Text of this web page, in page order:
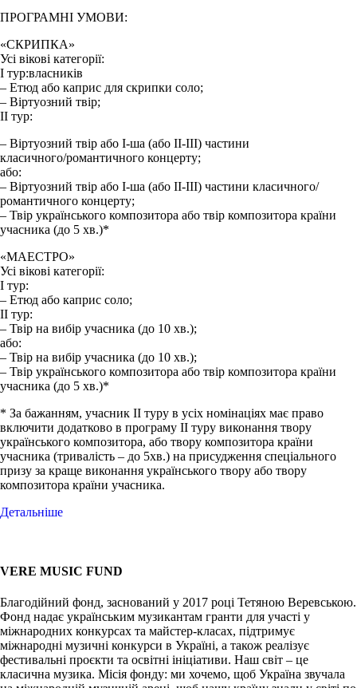
ПРОГРАМНІ УМОВИ:
«СКРИПКА»
Усі вікові категорії:
І тур:власників
– Етюд або каприс для скрипки соло;
– Віртуозний твір;
II тур:
– Віртуозний твір або І-ша (або ІІ-ІІІ) частини
класичного/романтичного концерту;
або:
– Віртуозний твір або І-ша (або ІІ-ІІІ) частини класичного/
романтичного концерту;
– Твір українського композитора або твір композитора країни
учасника (до 5 хв.)*
«МАЕСТРО»
Усі вікові категорії:
І тур:
– Етюд або каприс соло;
ІІ тур:
– Твір на вибір учасника (до 10 хв.);
або:
– Твір на вибір учасника (до 10 хв.);
– Твір українського композитора або твір композитора країни
учасника (до 5 хв.)*
* За бажанням, учасник ІІ туру в усіх номінаціях має право
включити додатково в програму ІІ туру виконання твору
українського композитора, або твору композитора країни
учасника (тривалість – до 5хв.) на присудження спеціального
призу за краще виконання українського твору або твору
композитора країни учасника.
Детальніше
VERE MUSIC FUND
Благодійний фонд, заснований у 2017 році Тетяною Веревською.
Фонд надає українським музикантам гранти для участі у
міжнародних конкурсах та майстер-класах, підтримує
міжнародні музичні конкурси в Україні, а також реалізує
фестивальні проєкти та освітні ініціативи. Наш світ – це
класична музика. Місія фонду: ми хочемо, щоб Україна звучала